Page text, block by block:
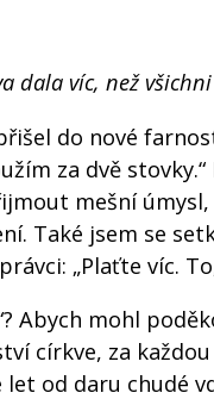
dala víc, než
do nové
za dvě
mešní
Také jsem se
„Plaťte víc.
Abych mohl
církve, za
od daru chudé